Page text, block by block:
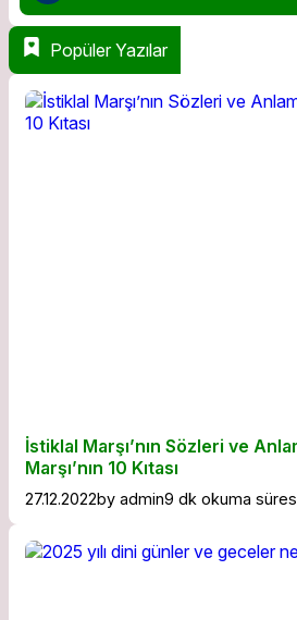
Popüler Yazılar
İstiklal Marşı’nın Sözleri ve
Marşı’nın 10 Kıtası
27.12.2022by admin9 dk okuma